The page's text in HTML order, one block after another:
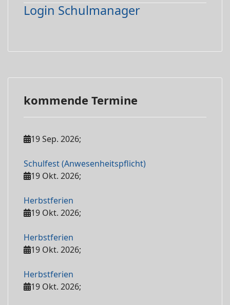
Login Schulmanager
kommende Termine
19 Sep. 2026;
Schulfest (Anwesenheitspflicht)
19 Okt. 2026;
Herbstferien
19 Okt. 2026;
Herbstferien
19 Okt. 2026;
Herbstferien
19 Okt. 2026;